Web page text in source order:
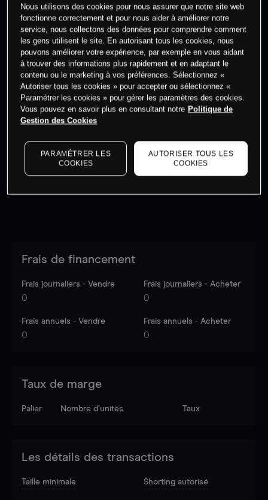
cet actif
Commencez à trader
Les prix sont indicatifs.
dernières données du marché.Log into see latest
market data
Frais de financement
Frais journaliers - Vendre
0
Frais journaliers - Acheter
0
Frais annuels - Vendre
0
Frais annuels - Acheter
0
Taux de marge
Palier Nombre d’unités Taux
Les détails des transactions
Taille minimale Shorting autorisé
Nous utilisons des cookies pour nous assurer que notre site web
fonctionne correctement et pour nous aider à améliorer notre
service, nous collectons des données pour comprendre comment
les gens utilisent le site. En autorisant tous les cookies, nous
pouvons améliorer votre expérience, par exemple en vous aidant
à trouver des informations plus rapidement et en adaptant le
contenu ou le marketing à vos préférences. Sélectionnez «
Autoriser tous les cookies » pour accepter ou sélectionnez «
Paramétrer les cookies » pour gérer les paramètres des cookies.
Vous pouvez en savoir plus en consultant notre Politique de
Gestion des Cookies
PARAMÉTRER LES
COOKIES
AUTORISER TOUS LES
COOKIES